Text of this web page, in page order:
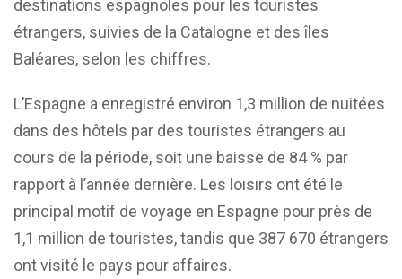
destinations espagnoles pour les touristes
étrangers, suivies de la Catalogne et des îles
Baléares, selon les chiffres.
L’Espagne a enregistré environ 1,3 million de nuitées
dans des hôtels par des touristes étrangers au
cours de la période, soit une baisse de 84 % par
rapport à l’année dernière. Les loisirs ont été le
principal motif de voyage en Espagne pour près de
1,1 million de touristes, tandis que 387 670 étrangers
ont visité le pays pour affaires.